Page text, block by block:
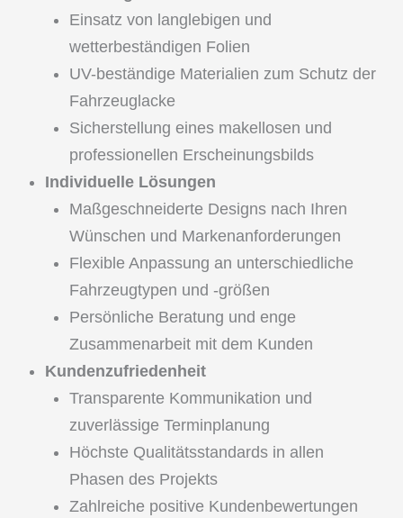
Einsatz von langlebigen und
wetterbeständigen Folien
UV-beständige Materialien zum Schutz der
Fahrzeuglacke
Sicherstellung eines makellosen und
professionellen Erscheinungsbilds
Individuelle Lösungen
Maßgeschneiderte Designs nach Ihren
Wünschen und Markenanforderungen
Flexible Anpassung an unterschiedliche
Fahrzeugtypen und -größen
Persönliche Beratung und enge
Zusammenarbeit mit dem Kunden
Kundenzufriedenheit
Transparente Kommunikation und
zuverlässige Terminplanung
Höchste Qualitätsstandards in allen
Phasen des Projekts
Zahlreiche positive Kundenbewertungen